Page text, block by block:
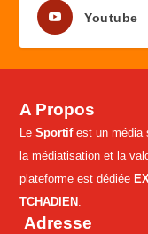
Youtube
A Propos
LeSportifest un média
la médiatisation et la
plateforme est dédiée
TCHADIEN .
Adresse